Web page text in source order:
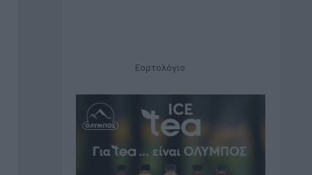
Εορτολόγιο